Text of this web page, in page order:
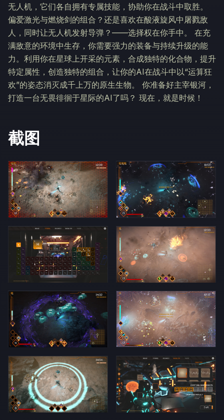
无人机，它们各自拥有专属技能，协助你在战斗中取胜。
偏爱激光与燃烧剑的组合？还是喜欢在酸液旋风中屠戮敌
人，同时让无人机发射导弹？——选择权在你手中。 在充
满敌意的环境中生存，你需要强力的装备与持续升级的能
力。利用你在星球上开采的元素，合成独特的化合物，提升
特定属性，创造独特的组合，让你的AI在战斗中以“运算狂
欢”的姿态消灭成千上万的原生生物。 你准备好主宰银河，
打造一台无畏徘徊于星际的AI了吗？ 现在，就是时候！
截图